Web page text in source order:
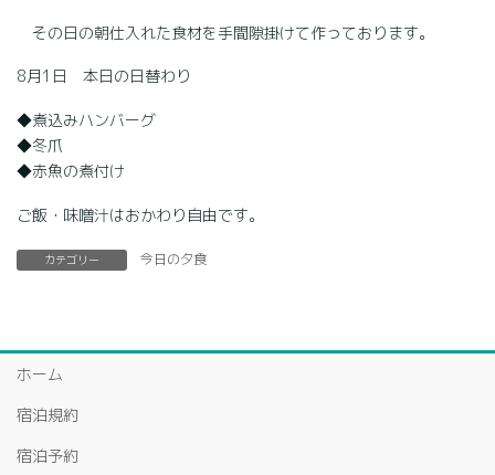
その日の朝仕入れた食材を手間隙掛けて作っております。
8月1日 本日の日替わり
◆煮込みハンバーグ
◆冬爪
◆赤魚の煮付け
ご飯・味噌汁はおかわり自由です。
カテゴリー 今日の夕食
ホーム
宿泊規約
宿泊予約